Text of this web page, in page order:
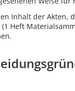
Inhalt der Akten,
Heft